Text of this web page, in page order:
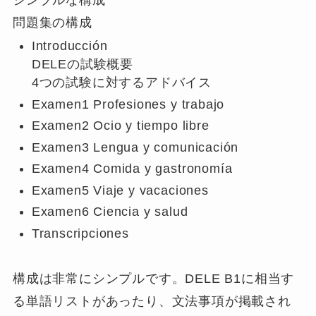
問題集の構成
Introducción
DELEの試験概要
4つの試験に対するアドバイス
Examen1 Profesiones y trabajo
Examen2 Ocio y tiempo libre
Examen3 Lengua y comunicación
Examen4 Comida y gastronomía
Examen5 Viaje y vacaciones
Examen6 Ciencia y salud
Transcripciones
構成は非常にシンプルです。DELE B1に相当す
る単語リストがあったり、文法事項が掲載され